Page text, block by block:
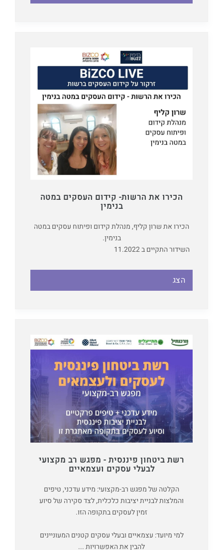
הכירו את הרשות- קידום העסקים במטה
בנימין
הכירו את שרון קליף, מנהלת קידום ופיתוח עסקים במטה
בנימין.
השידור התקיים ב 11.2022
הצג
רשת ביטחון פיננסית - מפגש רב מקצועי
לבעלי עסקים ועצמאיים
הקלטה של מפגש רב-מקצועי: מידע עדכני, טיפים
והמלצות לבניית יציבות כלכלית, לצד סקירה של סיוע
זמין לעסקים בתקופה הזו.
למי מיועד: עצמאיים ובעלי עסקים קטנים המעוניינים
להבין את האפשרויות ...